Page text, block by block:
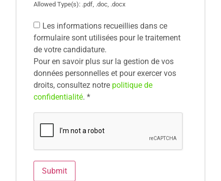
Allowed Type(s): .pdf, .doc, .docx
Les informations recueillies dans ce
formulaire sont utilisées pour le traitement
de votre candidature.
Pour en savoir plus sur la gestion de vos
données personnelles et pour exercer vos
droits, consultez notre politique de
confidentialité.*